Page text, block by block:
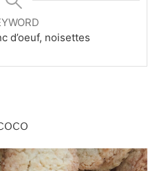
d’oeuf, noisettes